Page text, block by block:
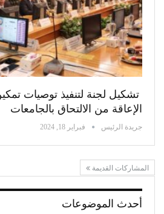
تشكيل لجنة لتنفيذ توصيات
الإعاقة من الالتحاق بالجامعات
جريدة الرئيس فبراير 18, 2024
المشاركات القديمة
أحدث الموضوعات